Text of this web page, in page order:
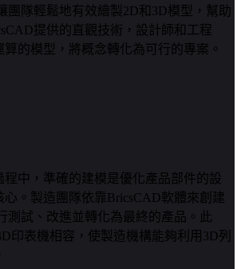
團隊輕鬆地有效繪製2D和3D模型，幫助
提供的直觀技術，設計師和工程
的模型，將概念轉化為可行的專案。
程中，準確的建模是優化產品部件的設
。製造團隊依靠BricsCAD軟體來創建
測試、改進並轉化為最終的產品。此
印表機相容，使製造機構能夠利用3D列